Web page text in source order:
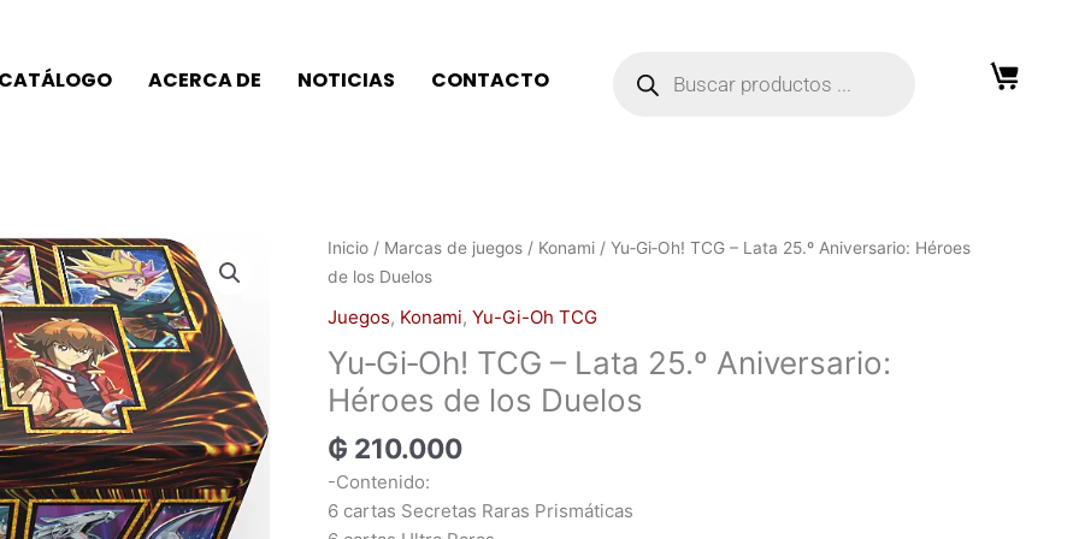
CATÁLOGO ACERCA DE NOTICIAS CONTACTO
productos
Inicio / Marcas de juegos / Konami / Yu‑Gi‑Oh! TCG – Lata 25.º Aniversario: Héroes
de los Duelos
Juegos, Konami, Yu-Gi-Oh TCG
Yu‑Gi‑Oh! TCG – Lata 25.º Aniversario:
Héroes de los Duelos
₲ 210.000
-Contenido:
6 cartas Secretas Raras Prismáticas